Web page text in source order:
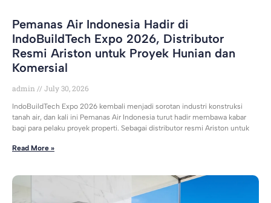
Pemanas Air Indonesia Hadir di
IndoBuildTech Expo 2026, Distributor
Resmi Ariston untuk Proyek Hunian dan
Komersial
admin July 30, 2026
IndoBuildTech Expo 2026 kembali menjadi sorotan industri konstruksi
tanah air, dan kali ini Pemanas Air Indonesia turut hadir membawa kabar
bagi para pelaku proyek properti. Sebagai distributor resmi Ariston untuk
Read More »